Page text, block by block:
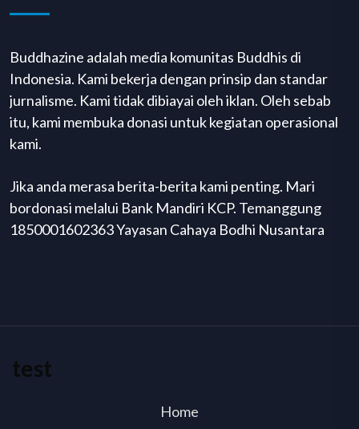
Buddhazine adalah media komunitas Buddhis di
Indonesia. Kami bekerja dengan prinsip dan standar
jurnalisme. Kami tidak dibiayai oleh iklan. Oleh sebab
itu, kami membuka donasi untuk kegiatan operasional
kami.
Jika anda merasa berita-berita kami penting. Mari
bordonasi melalui Bank Mandiri KCP. Temanggung
1850001602363 Yayasan Cahaya Bodhi Nusantara
test
Home